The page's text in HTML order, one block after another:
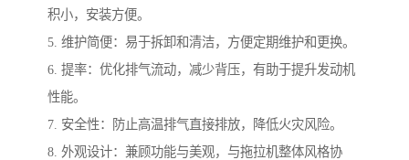
积小，安装方便。
5. 维护简便：易于拆卸和清洁，方便定期维护和更换。
6. 提率：优化排气流动，减少背压，有助于提升发动机
性能。
7. 安全性：防止高温排气直接排放，降低火灾风险。
8. 外观设计：兼顾功能与美观，与拖拉机整体风格协